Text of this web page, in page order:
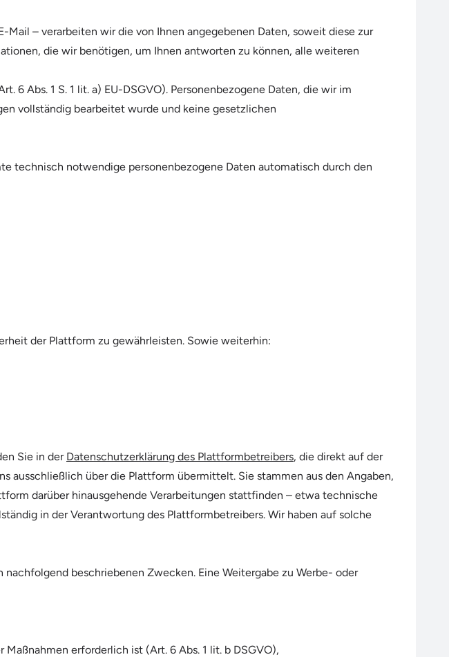
– verarbeiten wir die von Ihnen angegebenen Daten, soweit diese zur
die wir benötigen, um Ihnen antworten zu können, alle weiteren
Abs. 1 S. 1 lit. a) EU-DSGVO). Personenbezogene Daten, die wir im
vollständig bearbeitet wurde und keine gesetzlichen
technisch notwendige personenbezogene Daten automatisch durch den
der Plattform zu gewährleisten. Sowie weiterhin:
Sie in der Datenschutzerklärung des Plattformbetreibers, die direkt auf der
ausschließlich über die Plattform übermittelt. Sie stammen aus den Angaben,
darüber hinausgehende Verarbeitungen stattfinden – etwa technische
in der Verantwortung des Plattformbetreibers. Wir haben auf solche
beschriebenen Zwecken. Eine Weitergabe zu Werbe- oder
erforderlich ist (Art. 6 Abs. 1 lit. b DSGVO),